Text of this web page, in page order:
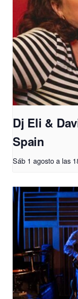
Dj Eli &
Spain
Sáb 1 agosto a las